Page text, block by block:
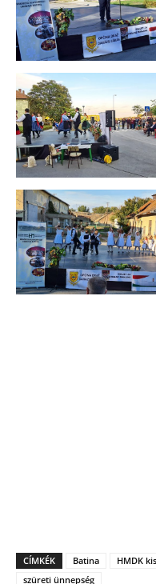
CÍMKÉK Batina
HMDK
szüreti ünnepség